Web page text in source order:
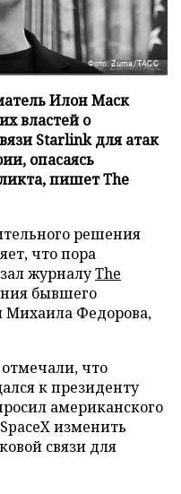
Фото: Zuma/ТАСС
Илон Маск
властей о
Starlink для атак
опасаясь
пишет The
решения
что пора
журналуThe
бывшего
Федорова,
что
к президенту
американского
изменить
связи для